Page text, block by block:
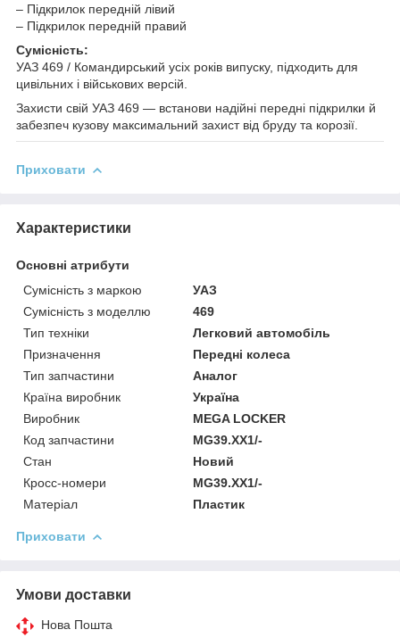
– Підкрилок передній лівий
– Підкрилок передній правий
Сумісність:
УАЗ 469 / Командирський усіх років випуску, підходить для
цивільних і військових версій.
Захисти свій УАЗ 469 — встанови надійні передні підкрилки й
забезпеч кузову максимальний захист від бруду та корозії.
Приховати
Характеристики
Основні атрибути
Сумісність з маркою
УАЗ
Сумісність з моделлю
469
Тип техніки
Легковий автомобіль
Призначення
Передні колеса
Тип запчастини
Аналог
Країна виробник
Україна
Виробник
MEGA LOCKER
Код запчастини
MG39.XX1/-
Стан
Новий
Кросс-номери
MG39.XX1/-
Матеріал
Пластик
Приховати
Умови доставки
Нова Пошта